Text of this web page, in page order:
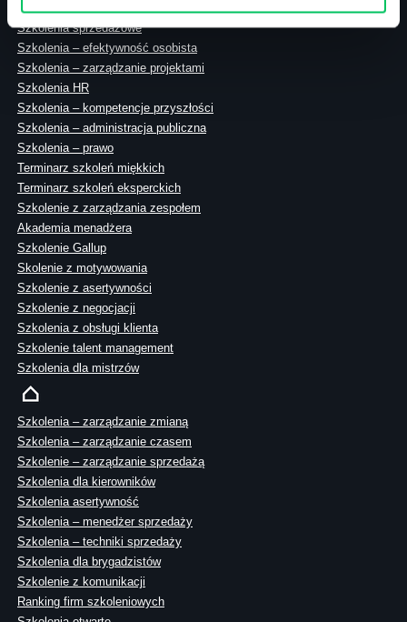
Szkolenia menedżerskie
Szkolenia sprzedażowe
Szkolenia – efektywność osobista
Szkolenia – zarządzanie projektami
Szkolenia HR
Szkolenia – kompetencje przyszłości
Szkolenia – administracja publiczna
Szkolenia – prawo
Terminarz szkoleń miękkich
Terminarz szkoleń eksperckich
Szkolenie z zarządzania zespołem
Akademia menadżera
Szkolenie Gallup
Skolenie z motywowania
Szkolenie z asertywności
Szkolenie z negocjacji
Szkolenia z obsługi klienta
Szkolenie talent management
Szkolenia dla mistrzów
Szkolenia – zarządzanie zmianą
Szkolenia – zarządzanie czasem
Szkolenie – zarządzanie sprzedażą
Szkolenia dla kierowników
Szkolenia asertywność
Szkolenia – menedżer sprzedaży
Szkolenia – techniki sprzedaży
Szkolenia dla brygadzistów
Szkolenie z komunikacji
Ranking firm szkoleniowych